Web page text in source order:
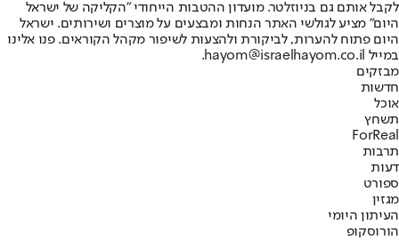
לקבל אותם גם בניוזלטר. מועדון ההטבות הייחודי "הקליקה של ישראל
היום" מציע לגולשי האתר הנחות ומבצעים על מוצרים ושירותים. ישראל
היום פתוח להערות, לביקורת ולהצעות לשיפור מקהל הקוראים. פנו אלינו
במייל hayom@israelhayom.co.il.
מבזקים
חדשות
אוכל
תשחץ
ForReal
תרבות
דעות
ספורט
מגזין
העיתון היומי
הורוסקופ